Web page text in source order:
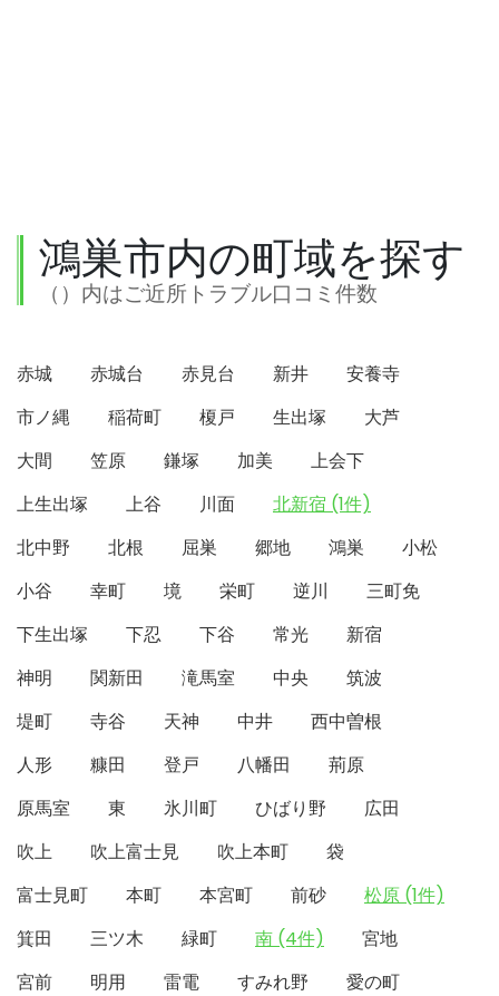
鴻巣市内の町域を探す
（）内はご近所トラブル口コミ件数
赤城 赤城台 赤見台 新井
安養寺
市ノ縄
稲荷町 榎戸 生出塚
大芦
大間
笠原 鎌塚 加美
上会下
上生出塚
上谷 川面
北新宿 (1件)
北中野
北根 屈巣 郷地 鴻巣
小松
小谷
幸町 境 栄町 逆川
三町免
下生出塚
下忍 下谷 常光
新宿
神明
関新田 滝馬室 中央
筑波
堤町
寺谷 天神 中井
西中曽根
人形
糠田 登戸 八幡田
荊原
原馬室
東 氷川町 ひばり野
広田
吹上
吹上富士見 吹上本町
袋
富士見町
本町 本宮町 前砂
松原 (1件)
箕田
三ツ木 緑町 南 (4件)
宮地
宮前
明用 雷電 すみれ野 愛の町